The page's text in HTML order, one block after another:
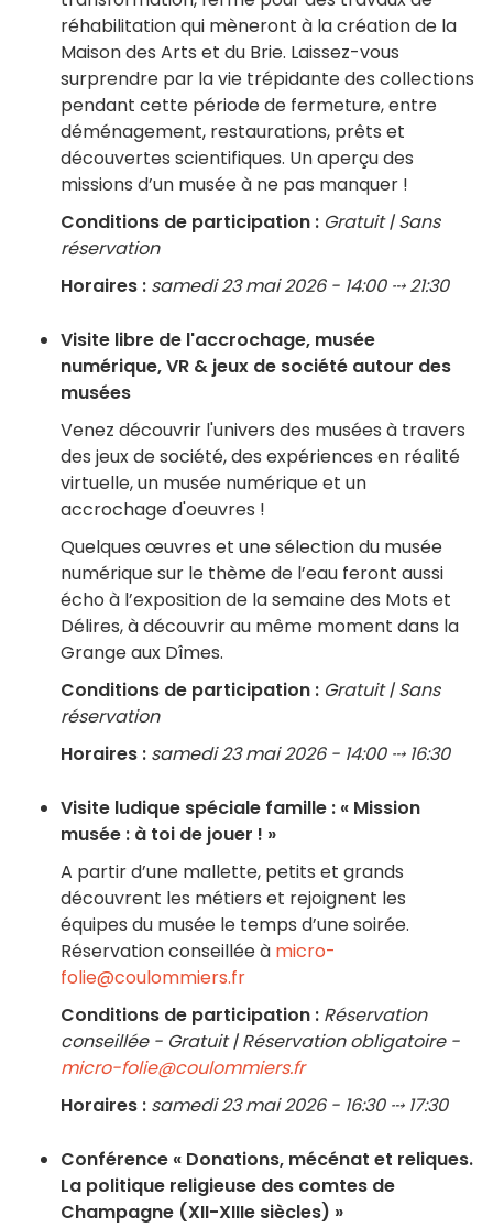
réhabilitation qui mèneront à la création de la
Maison des Arts et du Brie. Laissez-vous
surprendre par la vie trépidante des collections
pendant cette période de fermeture, entre
déménagement, restaurations, prêts et
découvertes scientifiques. Un aperçu des
missions d’un musée à ne pas manquer !
Conditions de participation : Gratuit | Sans
réservation
Horaires : samedi 23 mai 2026 - 14:00 ⤏ 21:30
Visite libre de l'accrochage, musée
numérique, VR & jeux de société autour des
musées
Venez découvrir l'univers des musées à travers
des jeux de société, des expériences en réalité
virtuelle, un musée numérique et un
accrochage d'oeuvres !
Quelques œuvres et une sélection du musée
numérique sur le thème de l’eau feront aussi
écho à l’exposition de la semaine des Mots et
Délires, à découvrir au même moment dans la
Grange aux Dîmes.
Conditions de participation : Gratuit | Sans
réservation
Horaires : samedi 23 mai 2026 - 14:00 ⤏ 16:30
Visite ludique spéciale famille : « Mission
musée : à toi de jouer ! »
A partir d’une mallette, petits et grands
découvrent les métiers et rejoignent les
équipes du musée le temps d’une soirée.
Réservation conseillée à micro-
folie@coulommiers.fr
Conditions de participation : Réservation
conseillée - Gratuit | Réservation obligatoire -
micro-folie@coulommiers.fr
Horaires : samedi 23 mai 2026 - 16:30 ⤏ 17:30
Conférence « Donations, mécénat et reliques.
La politique religieuse des comtes de
Champagne (XII-XIIIe siècles) »